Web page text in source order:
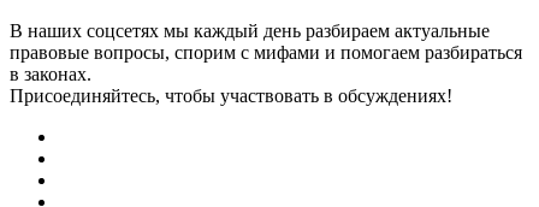
В наших соцсетях мы каждый день разбираем актуальные
правовые вопросы, спорим с мифами и помогаем разбираться
в законах.
Присоединяйтесь, чтобы участвовать в обсуждениях!